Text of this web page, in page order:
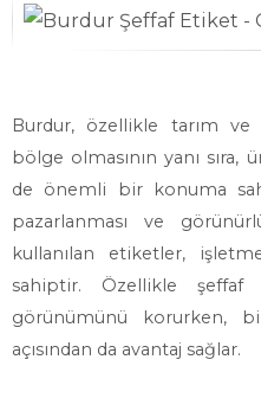
Burdur, özellikle tarım ve
bölge olmasının yanı
de önemli bir konuma
pazarlanması ve
kullanılan etiketler,
sahiptir. Özellikle
görünümünü korurken,
açısından da avantaj sağlar.